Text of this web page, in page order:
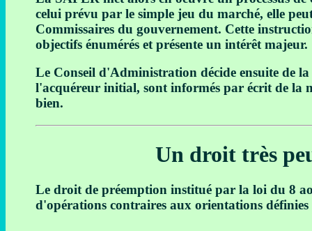
celui prévu par le simple jeu du marché, elle
Commissaires du gouvernement. Cette
objectifs énumérés et présente un intérêt majeur.
Le Conseil d'Administration décide ensuite de
l'acquéreur initial, sont informés par écrit de la
bien.
Un droit très
Le droit de préemption institué par la loi du 8
d'opérations contraires aux orientations